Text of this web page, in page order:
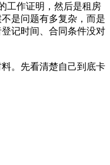
工作证明，然后是租房
是问题有多复杂，而是
记时间、合同条件没对
。先看清楚自己到底卡